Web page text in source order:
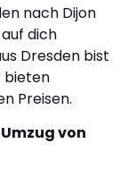
nach Dijon
dich
Dresden bist
bieten
Preisen.
von